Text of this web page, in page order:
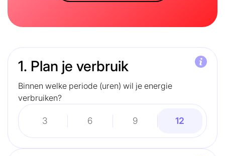
1. Plan je verbruik
Binnen welke periode (uren) wil je energie
verbruiken?
3 6 9 12